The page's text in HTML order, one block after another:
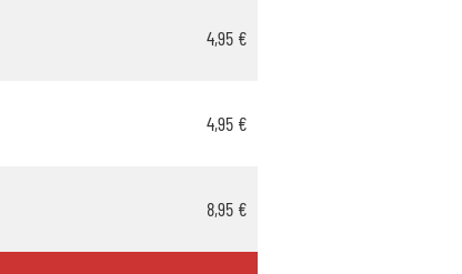
4,95 €
4,95 €
8,95 €